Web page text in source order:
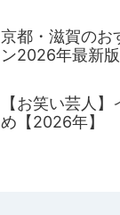
京都・滋賀のお
ン2026年最新版
【お笑い芸人
め【2026年】